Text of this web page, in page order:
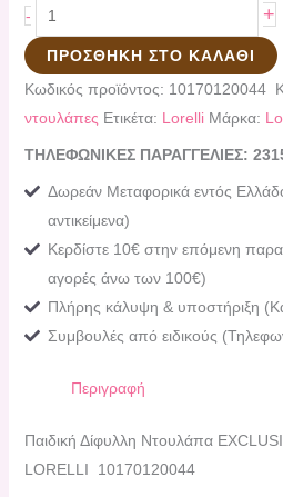
- +
ΠΡΟΣΘΉΚΗ ΣΤΟ ΚΑΛΆΘΙ
Κωδικός προϊόντος: 10170120044
ντουλάπες Ετικέτα: Lorelli Μάρκα:
ΤΗΛΕΦΩΝΙΚΕΣ ΠΑΡΑΓΓΕΛΙΕΣ:
Δωρεάν Μεταφορικά εντός
αντικείμενα)
Κερδίστε 10€ στην επόμενη
αγορές άνω των 100€)
Πλήρης κάλυψη & υποστήριξη
Συμβουλές από ειδικούς
Περιγραφή
Παιδική Δίφυλλη Ντουλάπα
LORELLI 10170120044